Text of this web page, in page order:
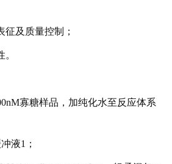
征及质量控制；
寡糖样品，加纯化水至反应体系
液1；